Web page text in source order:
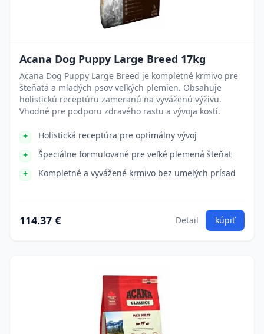
Acana Dog Puppy Large Breed 17kg
Acana Dog Puppy Large Breed je kompletné krmivo pre
šteňatá a mladých psov veľkých plemien. Obsahuje
holistickú receptúru zameranú na vyváženú výživu.
Vhodné pre podporu zdravého rastu a vývoja kostí.
Holistická receptúra pre optimálny vývoj
Špeciálne formulované pre veľké plemená šteňat
Kompletné a vyvážené krmivo bez umelých prísad
114.37 € Detail kúpiť